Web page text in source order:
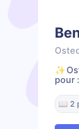
pour
📖 2